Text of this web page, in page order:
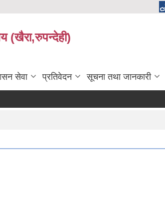
(खैरा,रुपन्देही)
सेवा प्रतिवेदन सूचना तथा जानकारी